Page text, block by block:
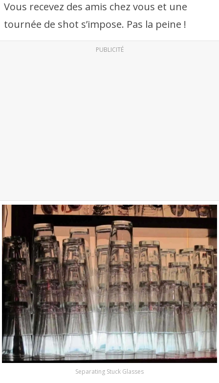
Vous recevez des amis chez vous et une
tournée de shot s’impose. Pas la peine !
PUBLICITÉ
Separating Stuck Glasses